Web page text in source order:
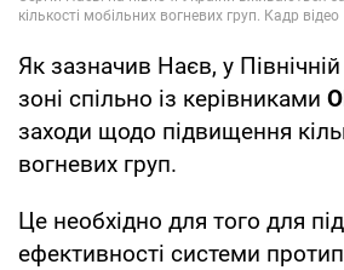
Як зазначив Наєв, у
зоні спільно із керівниками
заходи щодо підвищення
вогневих груп.
Це необхідно для того для
ефективності системи